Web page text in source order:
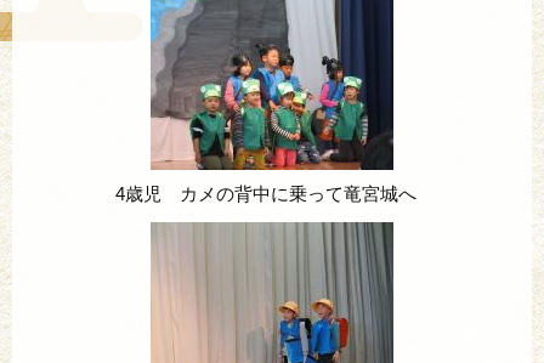
4歳児 カメの背中に乗って竜宮城へ